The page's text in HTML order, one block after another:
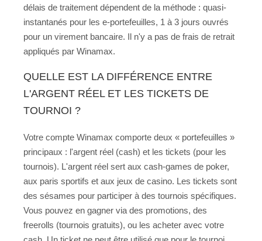
délais de traitement dépendent de la méthode : quasi-
instantanés pour les e-portefeuilles, 1 à 3 jours ouvrés
pour un virement bancaire. Il n'y a pas de frais de retrait
appliqués par Winamax.
QUELLE EST LA DIFFÉRENCE ENTRE
L'ARGENT RÉEL ET LES TICKETS DE
TOURNOI ?
Votre compte Winamax comporte deux « portefeuilles »
principaux : l'argent réel (cash) et les tickets (pour les
tournois). L'argent réel sert aux cash-games de poker,
aux paris sportifs et aux jeux de casino. Les tickets sont
des sésames pour participer à des tournois spécifiques.
Vous pouvez en gagner via des promotions, des
freerolls (tournois gratuits), ou les acheter avec votre